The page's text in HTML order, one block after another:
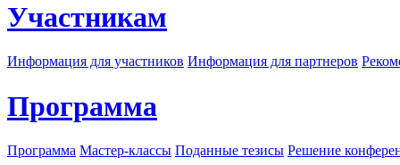
Участникам
Информация для участников Информация для партнеров
Программа
Программа Мастер-классы Поданные тезисы Решение